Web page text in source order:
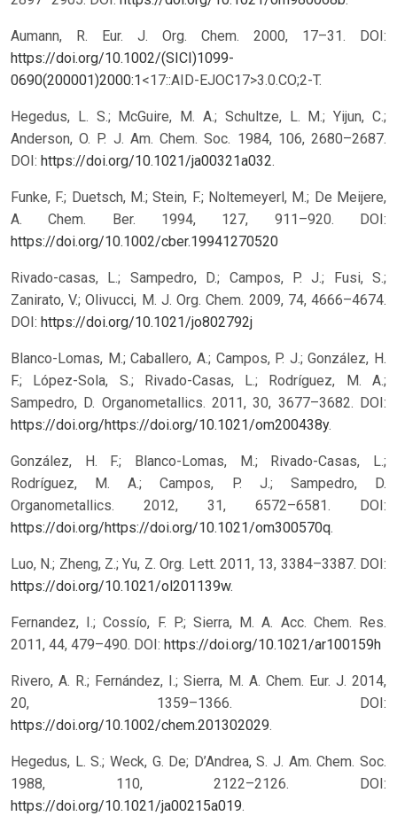
Aumann, R. Eur. J. Org. Chem. 2000, 17–31. DOI:
https://doi.org/10.1002/(SICI)1099-
0690(200001)2000:1 <17::AID-EJOC17>3.0.CO;2-T.
Hegedus, L. S.; McGuire, M. A.; Schultze, L. M.; Yijun, C.;
Anderson, O. P. J. Am. Chem. Soc. 1984, 106, 2680–2687.
DOI: https://doi.org/10.1021/ja00321a032.
Funke, F.; Duetsch, M.; Stein, F.; Noltemeyerl, M.; De Meijere,
A. Chem. Ber. 1994, 127, 911–920.
DOI:
https://doi.org/10.1002/cber.19941270520
Rivado-casas, L.; Sampedro, D.; Campos, P. J.; Fusi, S.;
Zanirato, V.; Olivucci, M. J. Org. Chem. 2009, 74, 4666–4674.
DOI: https://doi.org/10.1021/jo802792j
Blanco-Lomas, M.; Caballero, A.; Campos, P. J.; González, H.
F.; López-Sola, S.; Rivado-Casas, L.; Rodríguez, M. A.;
Sampedro, D. Organometallics. 2011, 30, 3677–3682. DOI:
https://doi.org/https://doi.org/10.1021/om200438y.
González, H. F.; Blanco-Lomas, M.; Rivado-Casas, L.;
Rodríguez, M. A.; Campos, P. J.; Sampedro, D.
Organometallics. 2012, 31, 6572–6581. DOI:
https://doi.org/https://doi.org/10.1021/om300570q.
Luo, N.; Zheng, Z.; Yu, Z. Org. Lett. 2011, 13, 3384–3387. DOI:
https://doi.org/10.1021/ol201139w.
Fernandez, I.; Cossío, F. P.; Sierra, M. A. Acc. Chem. Res.
2011, 44, 479–490. DOI: https://doi.org/10.1021/ar100159h
Rivero, A. R.; Fernández, I.; Sierra, M. A. Chem. Eur. J. 2014,
20, 1359–1366. DOI:
https://doi.org/10.1002/chem.201302029.
Hegedus, L. S.; Weck, G. De; D’Andrea, S. J. Am. Chem. Soc.
1988, 110, 2122–2126. DOI:
https://doi.org/10.1021/ja00215a019.